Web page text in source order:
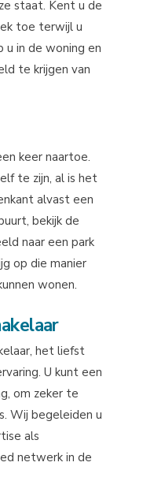
staat. Kent u de
toe terwijl u
u in de woning en
te krijgen van
keer naartoe.
te zijn, al is het
alvast een
bekijk de
naar een park
op die manier
wonen.
het liefst
U kunt een
om zeker te
Wij begeleiden u
als
netwerk in de